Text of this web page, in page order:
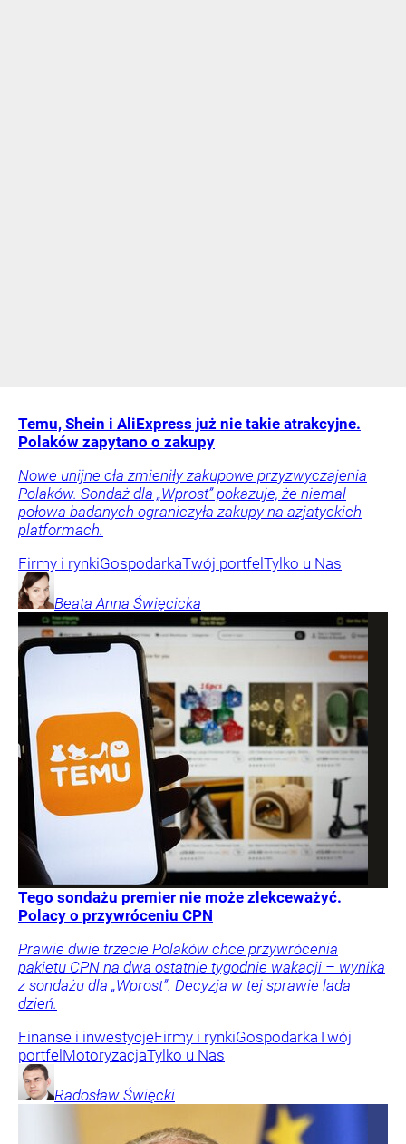
Temu, Shein i AliExpress już nie takie atrakcyjne.
Polaków zapytano o zakupy
Nowe unijne cła zmieniły zakupowe przyzwyczajenia
Polaków. Sondaż dla „Wprost” pokazuje, że niemal
połowa badanych ograniczyła zakupy na azjatyckich
platformach.
Firmy i rynkiGospodarkaTwój portfelTylko u Nas
Beata Anna Święcicka
Tego sondażu premier nie może zlekceważyć.
Polacy o przywróceniu CPN
Prawie dwie trzecie Polaków chce przywrócenia
pakietu CPN na dwa ostatnie tygodnie wakacji – wynika
z sondażu dla „Wprost”. Decyzja w tej sprawie lada
dzień.
Finanse i inwestycjeFirmy i rynkiGospodarkaTwój
portfelMotoryzacjaTylko u Nas
Radosław Święcki